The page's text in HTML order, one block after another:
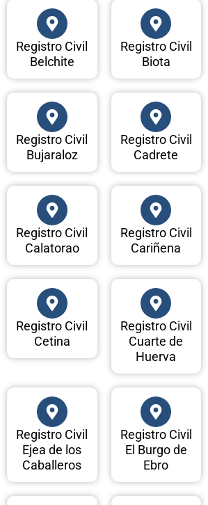
Registro Civil
Belchite
Registro Civil
Biota
Registro Civil
Bujaraloz
Registro Civil
Cadrete
Registro Civil
Calatorao
Registro Civil
Cariñena
Registro Civil
Cetina
Registro Civil
Cuarte de
Huerva
Registro Civil
Ejea de los
Caballeros
Registro Civil
El Burgo de
Ebro